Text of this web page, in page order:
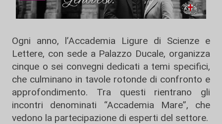
Ogni anno, l’Accademia Ligure di Scienze e
Lettere, con sede a Palazzo Ducale, organizza
cinque o sei convegni dedicati a temi specifici,
che culminano in tavole rotonde di confronto e
approfondimento. Tra questi rientrano gli
incontri denominati “Accademia Mare”, che
vedono la partecipazione di esperti del settore.